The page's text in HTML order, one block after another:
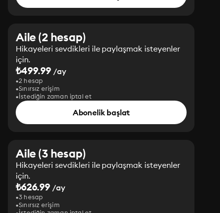
Aile (2 hesap)
Hikayeleri sevdikleri ile paylaşmak isteyenler
için.
₺499.99 /ay
2 hesap
Sınırsız erişim
İstediğin zaman iptal et
Abonelik başlat
Aile (3 hesap)
Hikayeleri sevdikleri ile paylaşmak isteyenler
için.
₺626.99 /ay
3 hesap
Sınırsız erişim